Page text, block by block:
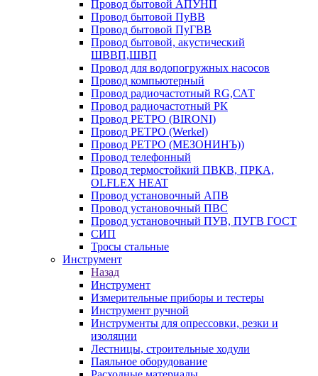
Провод бытовой АПУНП
Провод бытовой ПуВВ
Провод бытовой ПуГВВ
Провод бытовой, акустический
ШВВП,ШВП
Провод для водопогружных насосов
Провод компьютерный
Провод радиочастотный RG,САТ
Провод радиочастотный РК
Провод РЕТРО (BIRONI)
Провод РЕТРО (Werkel)
Провод РЕТРО (МЕЗОНИНЪ))
Провод телефонный
Провод термостойкий ПВКВ, ПРКА,
OLFLEX HEAT
Провод установочный АПВ
Провод установочный ПВС
Провод установочный ПУВ, ПУГВ ГОСТ
СИП
Тросы стальные
Инструмент
Назад
Инструмент
Измерительные приборы и тестеры
Инструмент ручной
Инструменты для опрессовки, резки и
изоляции
Лестницы, строительные ходули
Паяльное оборудование